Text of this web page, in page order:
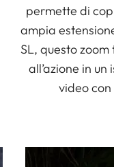
permette di
ampia
SL, questo
all’azione in
video